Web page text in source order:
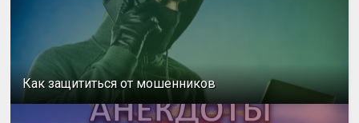
Как защититься от мошенников